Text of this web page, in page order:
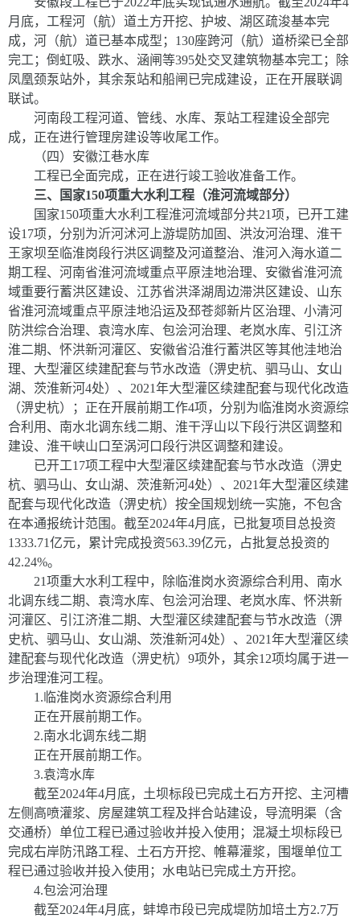
月底，工程河（航）道土方开挖、护坡、湖区疏浚基本完
成，河（航）道已基本成型； 130座跨河（航）道桥梁已全部
完工；倒虹吸、跌水、涵闸等395处交叉建筑物基本完工；除
凤凰颈泵站外，其余泵站和船闸已完成建设，正在开展联调
联试。
河南段工程河道、管线、水库、泵站工程建设全部完
成，正在进行管理房建设等收尾工作。
（四）安徽江巷水库
工程已全面完成，正在进行竣工验收准备工作。
三、国家150项重大水利工程（淮河流域部分）
国家150项重大水利工程淮河流域部分共21项，已开工建
设17项，分别为沂河沭河上游堤防加固、洪汝河治理、淮干
王家坝至临淮岗段行洪区调整及河道整治、淮河入海水道二
期工程、河南省淮河流域重点平原洼地治理、安徽省淮河流
域重要行蓄洪区建设、江苏省洪泽湖周边滞洪区建设、山东
省淮河流域重点平原洼地沿运及邳苍郯新片区治理、小清河
防洪综合治理、袁湾水库、包浍河治理、老岚水库、引江济
淮二期、怀洪新河灌区、安徽省沿淮行蓄洪区等其他洼地治
理、大型灌区续建配套与节水改造（淠史杭、驷马山、女山
湖、茨淮新河4处）、 2021年大型灌区续建配套与现代化改造
（淠史杭）； 正在开展前期工作4项，分别为临淮岗水资源综
合利用、南水北调东线二期、淮干浮山以下段行洪区调整和
建设、淮干峡山口至涡河口段行洪区调整和建设。
已开工17项工程中大型灌区续建配套与节水改造（淠史
杭、驷马山、女山湖、茨淮新河4处）、 2021年大型灌区续建
配套与现代化改造（淠史杭） 按全国规划统一实施， 不包含
在本通报统计范围。截至2024年4月底， 已批复项目总投资
1333.71亿元，累计完成投资563.39亿元，占批复总投资的
42.24%。
21项重大水利工程中，除临淮岗水资源综合利用、南水
北调东线二期、袁湾水库、包浍河治理、老岚水库、怀洪新
河灌区、引江济淮二期、大型灌区续建配套与节水改造（淠
史杭、驷马山、女山湖、茨淮新河4处）、 2021年大型灌区续
建配套与现代化改造（淠史杭） 9项外，其余12项均属于进一
步治理淮河工程。
1. 临淮岗水资源综合利用
正在开展前期工作。
2.南水北调东线二期
正在开展前期工作。
3.袁湾水库
截至2024年4月底，土坝标段已完成土石方开挖、主河槽
左侧高喷灌浆、房屋建筑工程及拌合站建设，导流明渠（含
交通桥）单位工程已通过验收并投入使用；混凝土坝标段已
完成右岸防汛路工程、土石方开挖、帷幕灌浆，围堰单位工
程已通过验收并投入使用；水电站已完成土方开挖。
4.包浍河治理
截至2024年4月底，蚌埠市段已完成堤防加培土方2.7万